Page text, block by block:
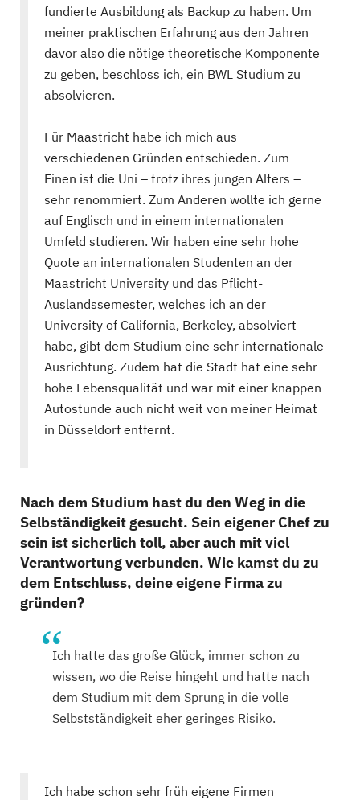
fundierte Ausbildung als Backup zu haben. Um
meiner praktischen Erfahrung aus den Jahren
davor also die nötige theoretische Komponente
zu geben, beschloss ich, ein BWL Studium zu
absolvieren.
Für Maastricht habe ich mich aus
verschiedenen Gründen entschieden. Zum
Einen ist die Uni – trotz ihres jungen Alters –
sehr renommiert. Zum Anderen wollte ich gerne
auf Englisch und in einem internationalen
Umfeld studieren. Wir haben eine sehr hohe
Quote an internationalen Studenten an der
Maastricht University und das Pflicht-
Auslandssemester, welches ich an der
University of California, Berkeley, absolviert
habe, gibt dem Studium eine sehr internationale
Ausrichtung. Zudem hat die Stadt hat eine sehr
hohe Lebensqualität und war mit einer knappen
Autostunde auch nicht weit von meiner Heimat
in Düsseldorf entfernt.
Nach dem Studium hast du den Weg in die
Selbständigkeit gesucht. Sein eigener Chef zu
sein ist sicherlich toll, aber auch mit viel
Verantwortung verbunden. Wie kamst du zu
dem Entschluss, deine eigene Firma zu
gründen?
Ich hatte das große Glück, immer schon zu
wissen, wo die Reise hingeht und hatte nach
dem Studium mit dem Sprung in die volle
Selbstständigkeit eher geringes Risiko.
Ich habe schon sehr früh eigene Firmen